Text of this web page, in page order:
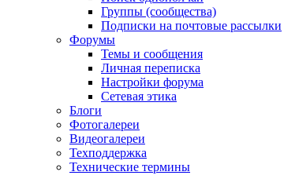
Группы (сообщества)
Подписки на почтовые рассылки
Форумы
Темы и сообщения
Личная переписка
Настройки форума
Сетевая этика
Блоги
Фотогалереи
Видеогалереи
Техподдержка
Технические термины